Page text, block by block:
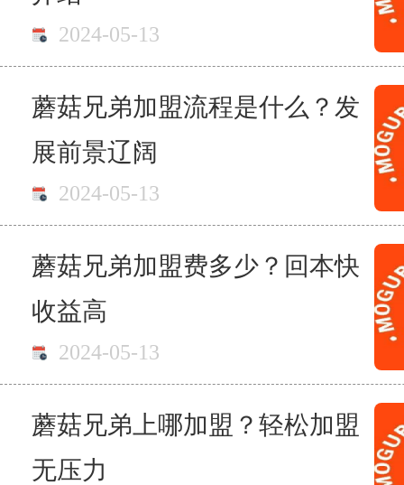
2024-05-13
蘑菇兄弟加盟流程是什么？发
展前景辽阔
2024-05-13
蘑菇兄弟加盟费多少？回本快
收益高
2024-05-13
蘑菇兄弟上哪加盟？轻松加盟
无压力